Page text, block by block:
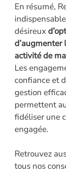
En résumé,
désireux
activité de
Les
confiance et
gestion
permettent
fidéliser une
engagée.
Retrouvez
tous nos